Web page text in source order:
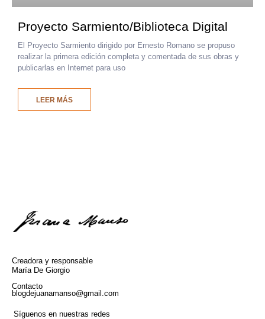
Proyecto Sarmiento/Biblioteca Digital
El Proyecto Sarmiento dirigido por Ernesto Romano se propuso
realizar la primera edición completa y comentada de sus obras y
publicarlas en Internet para uso
LEER MÁS
Creadora y responsable
María De Giorgio
Contacto
blogdejuanamanso@gmail.com
Síguenos en nuestras redes